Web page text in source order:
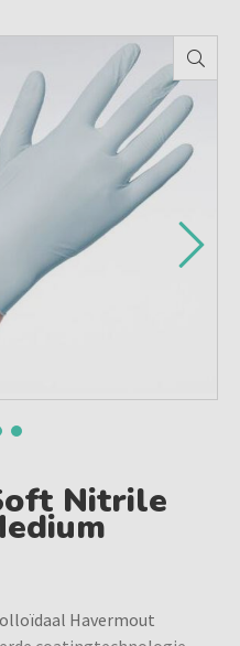
Nitrile
Havermout